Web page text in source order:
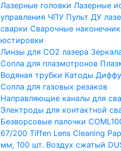
Лазерные головки Лазерные
управления ЧПУ Пульт ДУ
сварки Сварочные
юстировки
Линзы для СО2 лазера
Сопла для плазмотронов
Водяная трубки Катоды
Сопла для газовых резаков
Направляющие каналы для
Электроды для контактной
Безворсовые палочки
67/200 Tiffen Lens Cleaning
мм, 100 шт. Воздух сжатый